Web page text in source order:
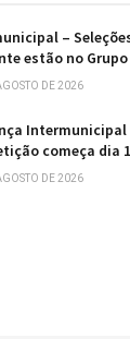
–
estão no
DE 2026
Intermunicipal
começa dia
DE 2026